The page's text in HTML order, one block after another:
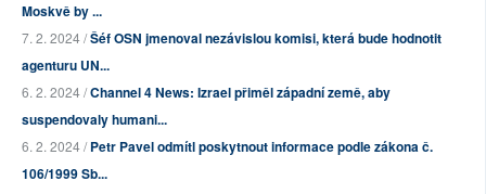
Moskvě by ...
7. 2. 2024 /Šéf OSN jmenoval nezávislou komisi, která bude hodnotit
agenturu UN...
6. 2. 2024 /Channel 4 News: Izrael přiměl západní země, aby
suspendovaly humani...
6. 2. 2024 /Petr Pavel odmítl poskytnout informace podle zákona č.
106/1999 Sb...